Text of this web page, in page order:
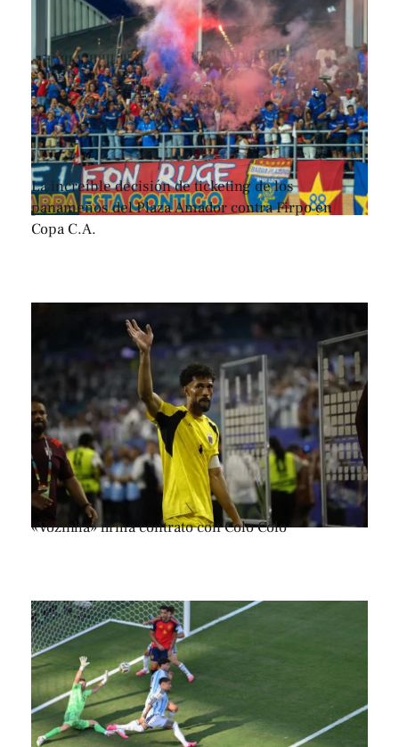
La increíble decisión de ticketing de los
panameños del Plaza Amador contra Firpo en
Copa C.A.
«Vozinha» firma contrato con Colo Colo